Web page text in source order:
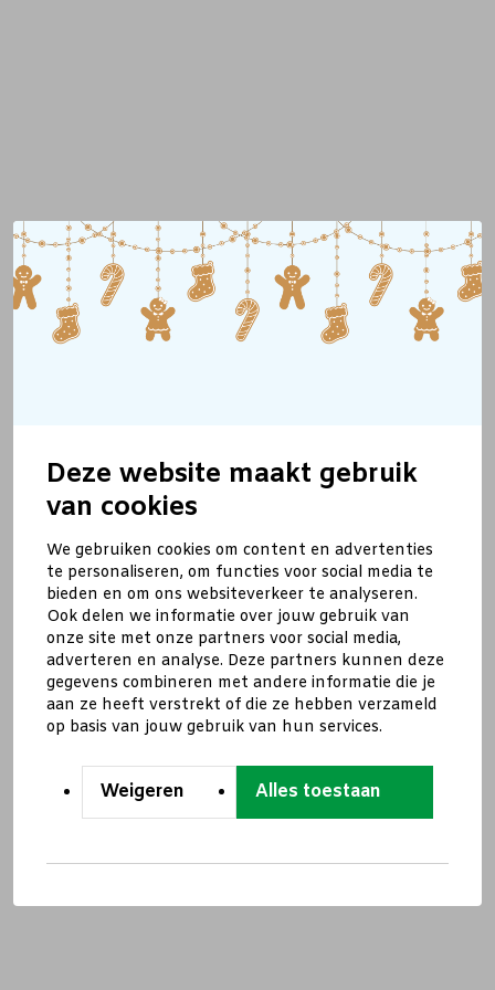
Deze website maakt gebruik
van cookies
We gebruiken cookies om content en advertenties
te personaliseren, om functies voor social media te
bieden en om ons websiteverkeer te analyseren.
Ook delen we informatie over jouw gebruik van
onze site met onze partners voor social media,
adverteren en analyse. Deze partners kunnen deze
gegevens combineren met andere informatie die je
aan ze heeft verstrekt of die ze hebben verzameld
op basis van jouw gebruik van hun services.
Weigeren Alles toestaan